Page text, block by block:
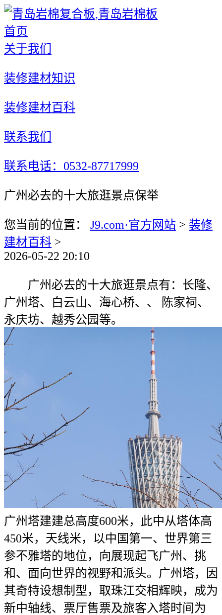
首页
关于我们
装修建材知识
装修建材百科
联系我们
联系电话：0532-87717999
广州必去的十大旅逛景点保举
您当前的位置： J9.com·官方网站 > 装修
建材百科 >
2026-05-22 20:10
广州必去的十大旅逛景点有：长隆、
广州塔、白云山、海心桥、、 陈家祠、
永庆坊、越秀公园等。
广州塔建建总高度600米，此中从塔体高
450米，天线米，以中国第一、世界第三
参不雅塔的地位，向展现起飞广州、挑
和、面向世界的视野和派头。广州塔，因
其奇特设想制型，取珠江交相辉映，成为
新中轴线、票厅售票及旅客入塔时间为